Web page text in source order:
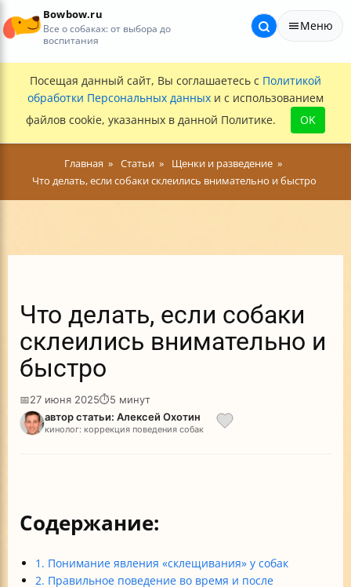
Bowbow.ru
Все о собаках: от выбора до
воспитания
Меню
Посещая данный сайт, Вы соглашаетесь с Политикой
обработки Персональных данных и с использованием
файлов cookie, указанных в данной Политике.
OK
Главная Статьи
Щенки и разведение
Что делать, если собаки склеились внимательно и быстро
Что делать, если собаки
склеились внимательно и
быстро
📅27 июня 2025⏱5 минут
автор статьи: Алексей Охотин
кинолог: коррекция поведения собак
Содержание:
1. Понимание явления «склещивания» у собак
2. Правильное поведение во время и после